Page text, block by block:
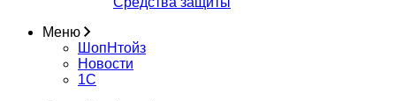
Меню
ШопНтойз
Новости
1C